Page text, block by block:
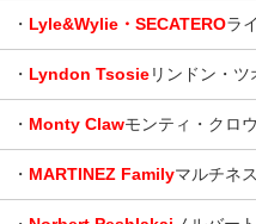
・ Lyle&Wylie・SECATEROラ
・ Lyndon Tsosieリンドン・ツ
・ Monty Clawモンティ・クロウ
・ MARTINEZ Familyマルチネ